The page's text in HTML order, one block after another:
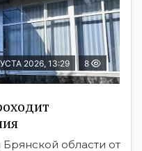
2026, 13:29 8
области от